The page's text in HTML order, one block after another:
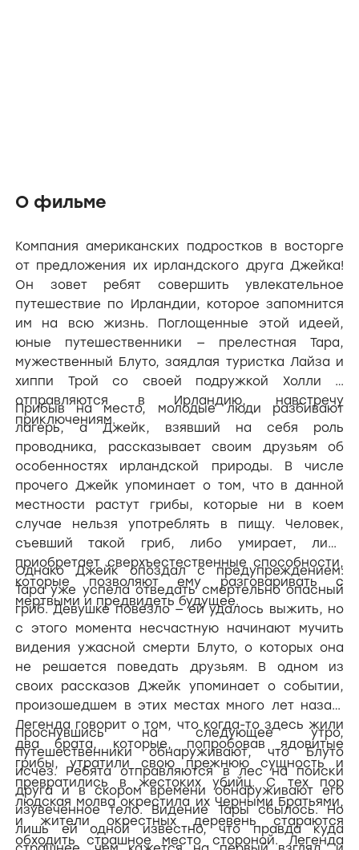
О фильме
Компания американских подростков в восторге
от предложения их ирландского друга Джейка!
Он зовет ребят совершить увлекательное
путешествие по Ирландии, которое запомнится
им на всю жизнь. Поглощенные этой идеей,
юные путешественники — прелестная Тара,
мужественный Блуто, заядлая туристка Лайза и
хиппи Трой со своей подружкой Холли —
отправляются в Ирландию, навстречу
приключениям.
Прибыв на место, молодые люди разбивают
лагерь, а Джейк, взявший на себя роль
проводника, рассказывает своим друзьям об
особенностях ирландской природы. В числе
прочего Джейк упоминает о том, что в данной
местности растут грибы, которые ни в коем
случае нельзя употреблять в пищу. Человек,
съевший такой гриб, либо умирает, либо
приобретает сверхъестественные способности,
которые позволяют ему разговаривать с
мертвыми и предвидеть будущее.
Однако Джейк опоздал с предупреждением:
Тара уже успела отведать смертельно опасный
гриб. Девушке повезло — ей удалось выжить, но
с этого момента несчастную начинают мучить
видения ужасной смерти Блуто, о которых она
не решается поведать друзьям. В одном из
своих рассказов Джейк упоминает о событии,
произошедшем в этих местах много лет назад.
Легенда говорит о том, что когда-то здесь жили
два брата, которые, попробовав ядовитые
грибы, утратили свою прежнюю сущность и
превратились в жестоких убийц. С тех пор
людская молва окрестила их Черными Братьями,
и жители окрестных деревень стараются
обходить страшное место стороной. Легенда
Проснувшись на следующее утро,
путешественники обнаруживают, что Блуто
исчез. Ребята отправляются в лес на поиски
друга и в скором времени обнаруживают его
изувеченное тело. Видение Тары сбылось. Но
лишь ей одной известно, что правда куда